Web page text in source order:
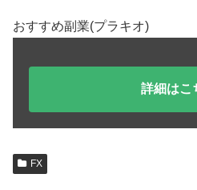
おすすめ副業(プラキオ)
詳細はこ
FX